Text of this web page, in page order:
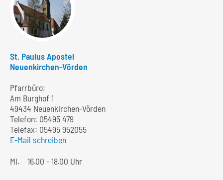
St. Paulus Apostel
Neuenkirchen-Vörden
Pfarrbüro:
Am Burghof 1
49434 Neuenkirchen-Vörden
Telefon: 05495 479
Telefax: 05495 952055
E-Mail schreiben
Mi.
16.00 - 18.00 Uhr